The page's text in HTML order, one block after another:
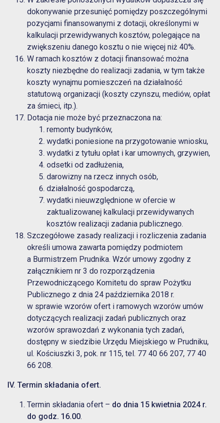
dokonywanie przesunięć pomiędzy poszczególnymi
pozycjami finansowanymi z dotacji, określonymi w
kalkulacji przewidywanych kosztów, polegające na
zwiększeniu danego kosztu o nie więcej niż 40%.
W ramach kosztów z dotacji finansować można
koszty niezbędne do realizacji zadania, w tym także
koszty wynajmu pomieszczeń na działalność
statutową organizacji (koszty czynszu, mediów, opłat
za śmieci, itp.).
Dotacja nie może być przeznaczona na:
remonty budynków,
wydatki poniesione na przygotowanie wniosku,
wydatki z tytułu opłat i kar umownych, grzywien,
odsetki od zadłużenia,
darowizny na rzecz innych osób,
działalność gospodarczą,
wydatki nieuwzględnione w ofercie w
zaktualizowanej kalkulacji przewidywanych
kosztów realizacji zadania publicznego.
Szczegółowe zasady realizacji i rozliczenia zadania
określi umowa zawarta pomiędzy podmiotem
a Burmistrzem Prudnika. Wzór umowy zgodny z
załącznikiem nr 3 do rozporządzenia
Przewodniczącego Komitetu do spraw Pożytku
Publicznego z dnia 24 października 2018 r.
w sprawie wzorów ofert i ramowych wzorów umów
dotyczących realizacji zadań publicznych oraz
wzorów sprawozdań z wykonania tych zadań,
dostępny w siedzibie Urzędu Miejskiego w Prudniku,
ul. Kościuszki 3, pok. nr 115, tel. 77 40 66 207, 77 40
66 208.
IV. Termin składania ofert.
Termin składania ofert – do dnia 15 kwietnia 2024 r.
do godz. 16.00.